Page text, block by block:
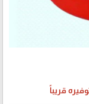
قريباً